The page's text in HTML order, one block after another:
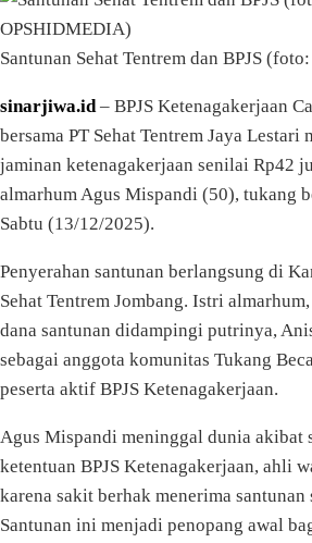
Santunan Sehat Tentrem dan BPJS
sinarjiwa.id– BPJS Ketenagakerjaan
bersama PT Sehat Tentrem Jaya Lestari
jaminan ketenagakerjaan senilai Rp42
almarhum Agus Mispandi (50), tukang
Sabtu (13/12/2025).
Penyerahan santunan berlangsung di
Sehat Tentrem Jombang. Istri
dana santunan didampingi putrinya,
sebagai anggota komunitas Tukang
peserta aktif BPJS Ketenagakerjaan.
Agus Mispandi meninggal dunia akibat
ketentuan BPJS Ketenagakerjaan, ahli
karena sakit berhak menerima santunan
Santunan ini menjadi penopang awal